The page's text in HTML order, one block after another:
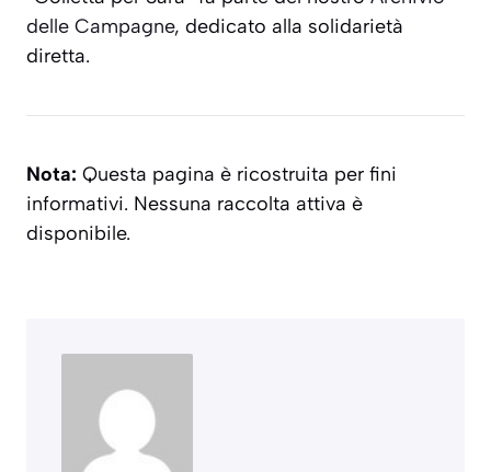
delle Campagne, dedicato alla solidarietà
diretta.
Nota: Questa pagina è ricostruita per fini
informativi. Nessuna raccolta attiva è
disponibile.